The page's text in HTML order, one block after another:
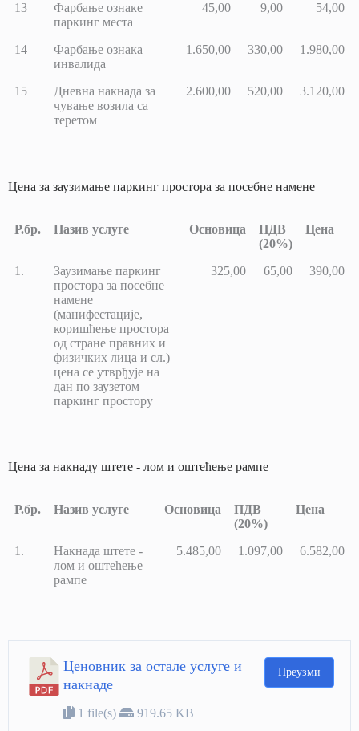
13
Фарбање ознаке
паркинг места
45,00 9,00 54,00
14
Фарбање ознака
инвалида
1.650,00 330,00 1.980,00
15
Дневна накнада за
чување возила са
теретом
2.600,00 520,00 3.120,00
Цена за заузимање паркинг простора за посебне намене
Р.бр. Назив услуге Основица
ПДВ
(20%)
Цена
Р.бр. Назив услуге Основица
ПДВ
(20%)
Цена
1.
Заузимање паркинг
простора за посебне
намене
(манифестације,
коришћење простора
од стране правних и
физичких лица и сл.)
цена се утврђује на
дан по заузетом
паркинг простору
325,00 65,00 390,00
Цена за накнаду штете - лом и оштећење рампе
Р.бр. Назив услуге Основица
ПДВ
(20%)
Цена
Р.бр. Назив услуге Основица
ПДВ
(20%)
Цена
1.
Накнада штете -
лом и оштећење
рампе
5.485,00 1.097,00 6.582,00
Ценовник за остале услуге и
накнаде
1 file(s) 919.65 KB
Преузми